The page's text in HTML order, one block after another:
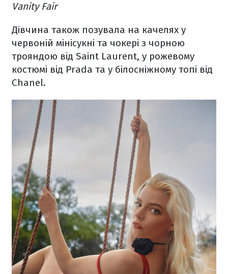
Vanity Fair
Дівчина також позувала на качелях у
червоній мінісукні та чокері з чорною
трояндою від Saint Laurent, у рожевому
костюмі від Prada та у білосніжному топі від
Chanel.